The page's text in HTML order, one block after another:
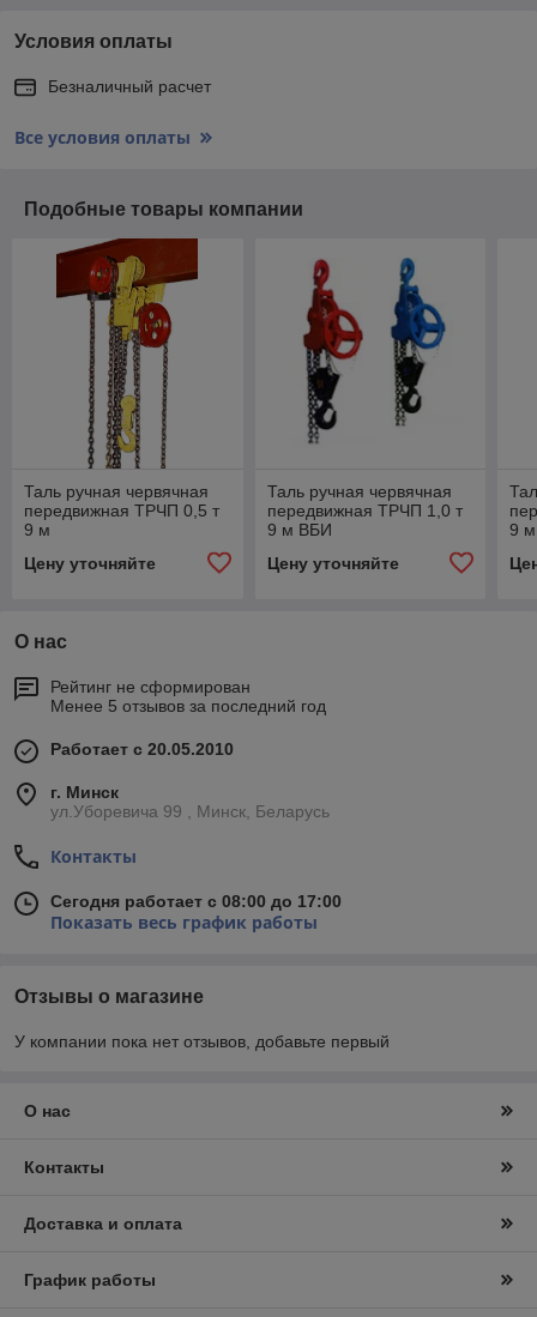
Условия оплаты
Безналичный расчет
Все условия оплаты
Подобные товары компании
Таль ручная червячная
передвижная ТРЧП 0,5 т
9 м
Цену уточняйте
Таль ручная червячная
передвижная ТРЧП 1,0 т
9 м ВБИ
Цену уточняйте
9
О нас
Рейтинг не сформирован
Менее 5 отзывов за последний год
Работает с 20.05.2010
г. Минск
ул.Уборевича 99 , Минск, Беларусь
Контакты
Сегодня работает с 08:00 до 17:00
Показать весь график работы
Отзывы о магазине
У компании пока нет отзывов, добавьте первый
О нас
Контакты
Доставка и оплата
График работы